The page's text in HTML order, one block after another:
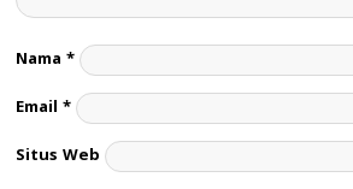
Nama *
Email *
Situs Web